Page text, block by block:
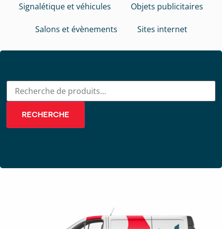
Signalétique et véhicules Objets publicitaires
Salons et évènements Sites internet
RECHERCHE